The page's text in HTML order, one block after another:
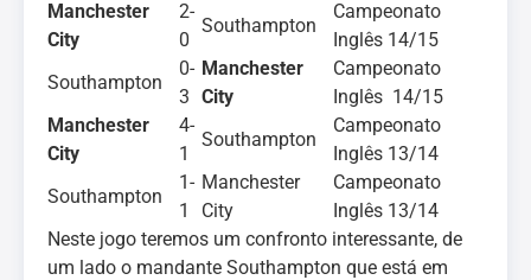
Manchester
City
2-
0
Southampton
Campeonato
Inglês 14/15
Southampton
0-
3
Manchester
City
Campeonato
Inglês 14/15
Manchester
City
4-
1
Southampton
Campeonato
Inglês 13/14
Southampton
1-
1
Manchester
City
Campeonato
Inglês 13/14
Neste jogo teremos um confronto interessante, de
um lado o mandante Southampton que está em